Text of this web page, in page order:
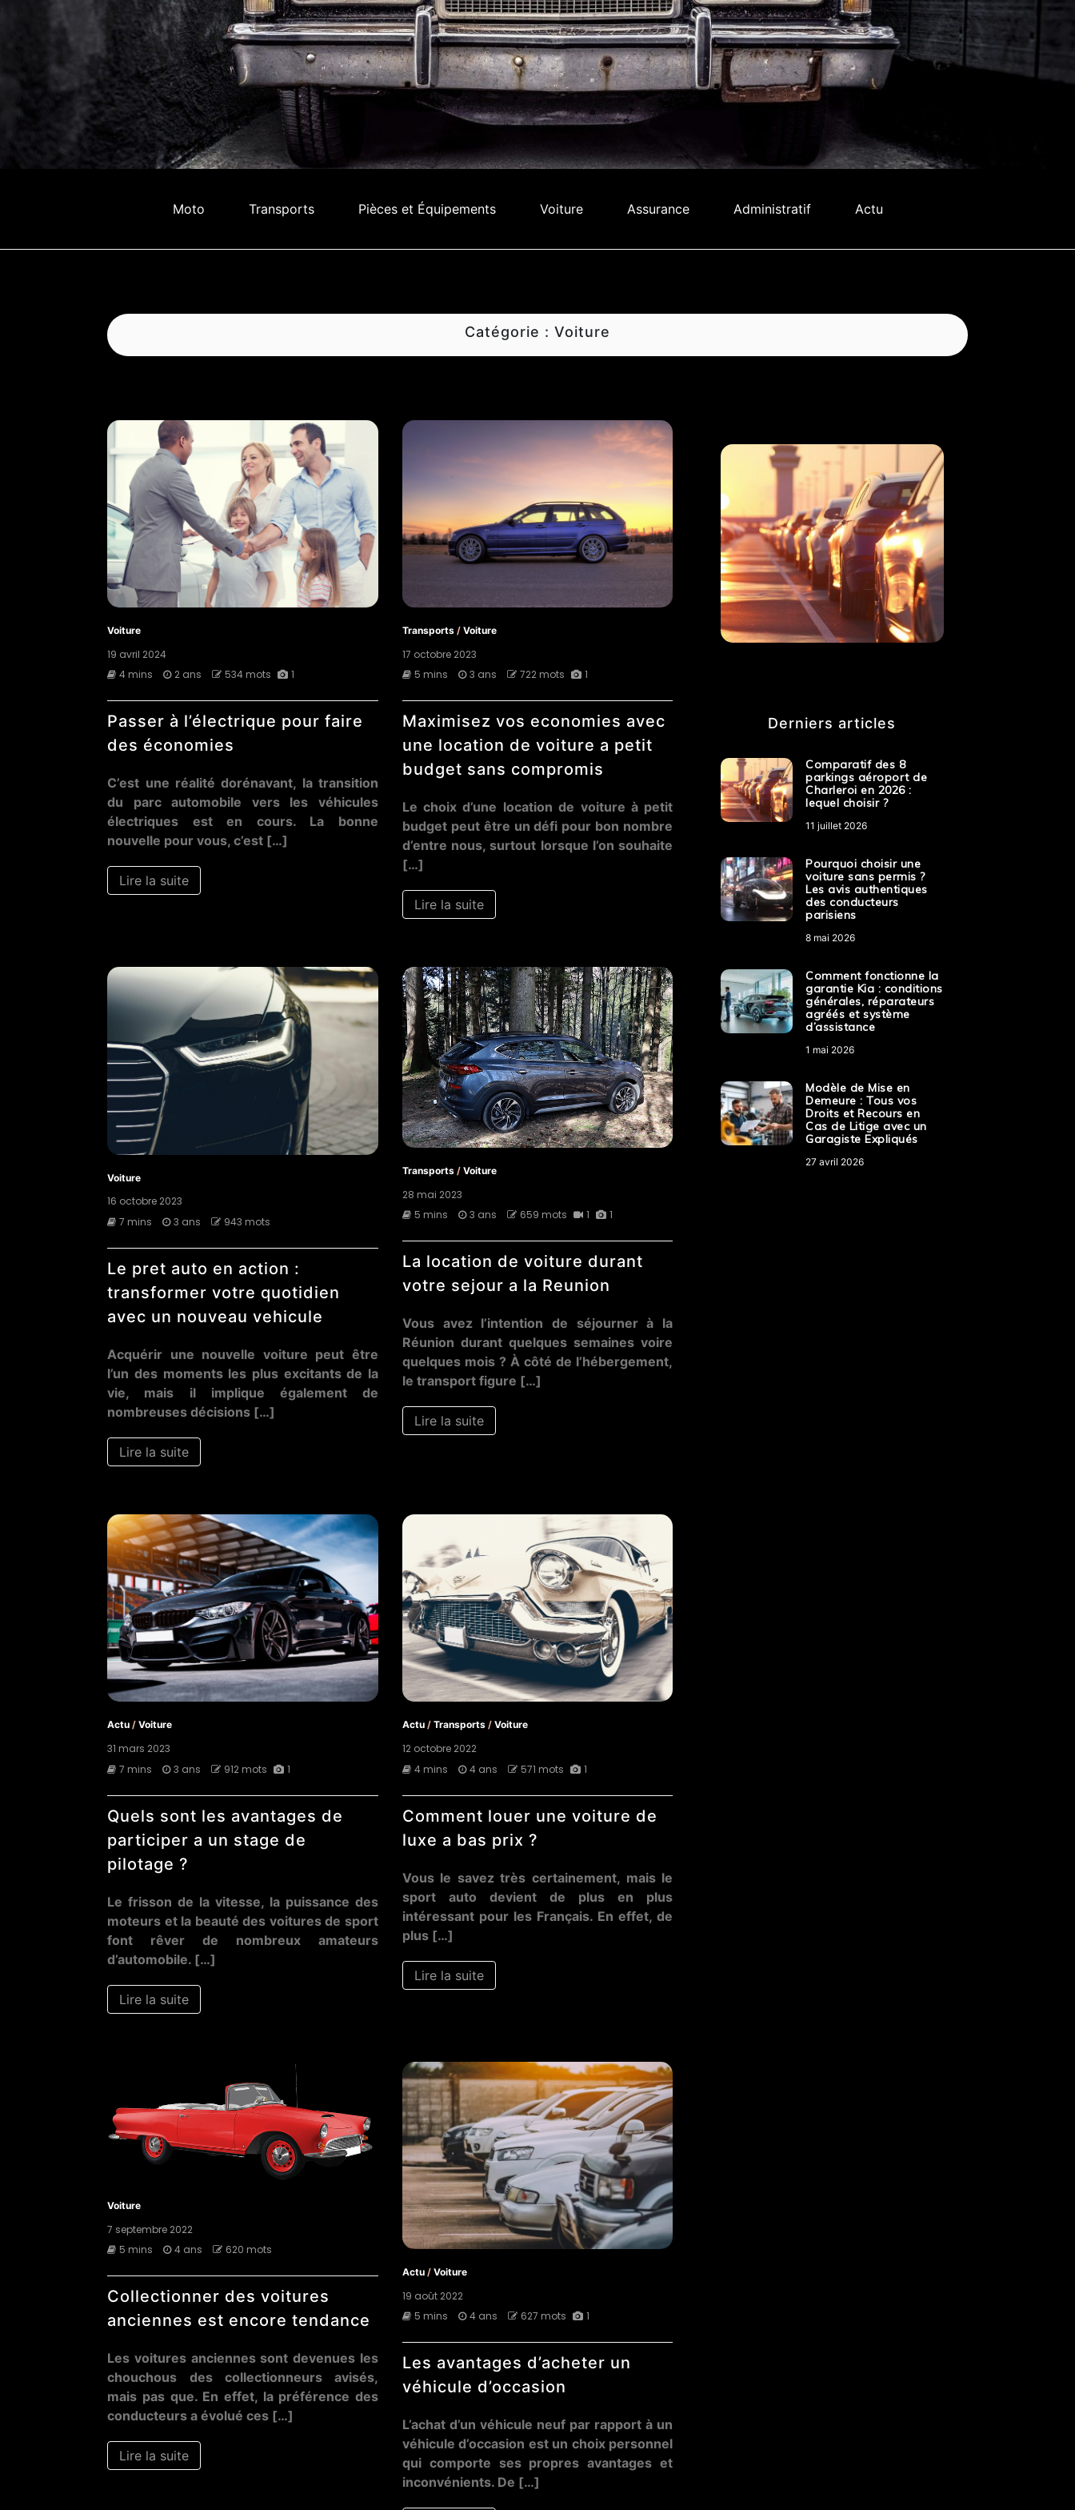
Moto Transports Pièces et Équipements Voiture Assurance Administratif Actu
Catégorie : Voiture
Voiture
19 avril 2024
4 mins
2 ans 534 mots 1
Passer à l’électrique pour faire
des économies
C’est une réalité dorénavant, la transition
du parc automobile vers les véhicules
électriques est en cours. La bonne
nouvelle pour vous, c’est […]
Lire la suite
Transports/ Voiture
17 octobre 2023
5 mins
3 ans 722 mots 1
Maximisez vos economies avec
une location de voiture a petit
budget sans compromis
Le choix d’une location de voiture à petit
budget peut être un défi pour bon nombre
d’entre nous, surtout lorsque l’on souhaite
[…]
Lire la suite
Voiture
16 octobre 2023
7 mins
3 ans 943 mots
Le pret auto en action :
transformer votre quotidien
avec un nouveau vehicule
Acquérir une nouvelle voiture peut être
l’un des moments les plus excitants de la
vie, mais il implique également de
nombreuses décisions […]
Lire la suite
Transports/ Voiture
28 mai 2023
5 mins
3 ans 659 mots 1 1
La location de voiture durant
votre sejour a la Reunion
Vous avez l’intention de séjourner à la
Réunion durant quelques semaines voire
quelques mois ? À côté de l’hébergement,
le transport figure […]
Lire la suite
Actu /Voiture
31 mars 2023
7 mins
3 ans 912 mots 1
Quels sont les avantages de
participer a un stage de
pilotage ?
Le frisson de la vitesse, la puissance des
moteurs et la beauté des voitures de sport
font rêver de nombreux amateurs
d’automobile. […]
Lire la suite
Actu/ Transports/ Voiture
12 octobre 2022
4 mins
4 ans 571 mots 1
Comment louer une voiture de
luxe a bas prix ?
Vous le savez très certainement, mais le
sport auto devient de plus en plus
intéressant pour les Français. En effet, de
plus […]
Lire la suite
Voiture
7 septembre 2022
5 mins
4 ans 620 mots
Collectionner des voitures
anciennes est encore tendance
Les voitures anciennes sont devenues les
chouchous des collectionneurs avisés,
mais pas que. En effet, la préférence des
conducteurs a évolué ces […]
Lire la suite
Actu/ Voiture
19 août 2022
5 mins
4 ans 627 mots 1
Les avantages d’acheter un
véhicule d’occasion
L’achat d’un véhicule neuf par rapport à un
véhicule d’occasion est un choix personnel
qui comporte ses propres avantages et
inconvénients. De […]
Derniers articles
Comparatif des 8
parkings aéroport de
Charleroi en 2026 :
lequel choisir ?
11 juillet 2026
Pourquoi choisir une
voiture sans permis ?
Les avis authentiques
des conducteurs
parisiens
8 mai 2026
Comment fonctionne la
garantie Kia : conditions
générales, réparateurs
agréés et système
d’assistance
1 mai 2026
Modèle de Mise en
Demeure : Tous vos
Droits et Recours en
Cas de Litige avec un
Garagiste Expliqués
27 avril 2026